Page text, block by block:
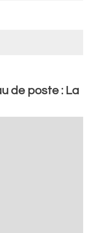
de poste : La